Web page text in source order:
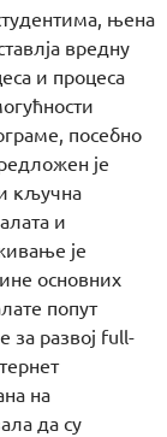
њена
вредну
и процеса
посебно
је
кључна
и
је
основних
попут
за развој full-
на
да су